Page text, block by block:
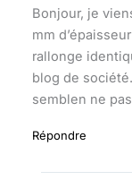
Bonjour, je
mm
rallonge
blog de
semblen ne
Répondre